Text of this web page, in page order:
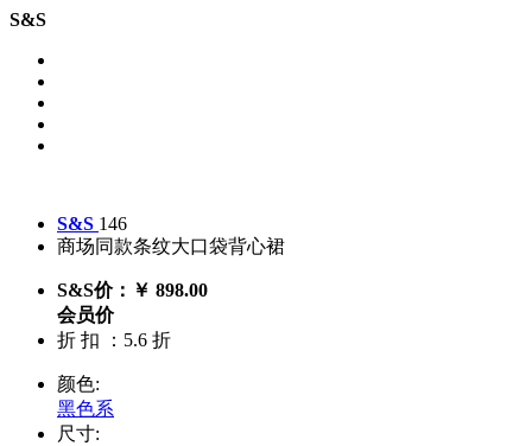
S&S
S&S 146
商场同款条纹大口袋背心裙
S&S价：￥ 898.00
会员价
折 扣 ：5.6 折
颜色:
黑色系
尺寸: